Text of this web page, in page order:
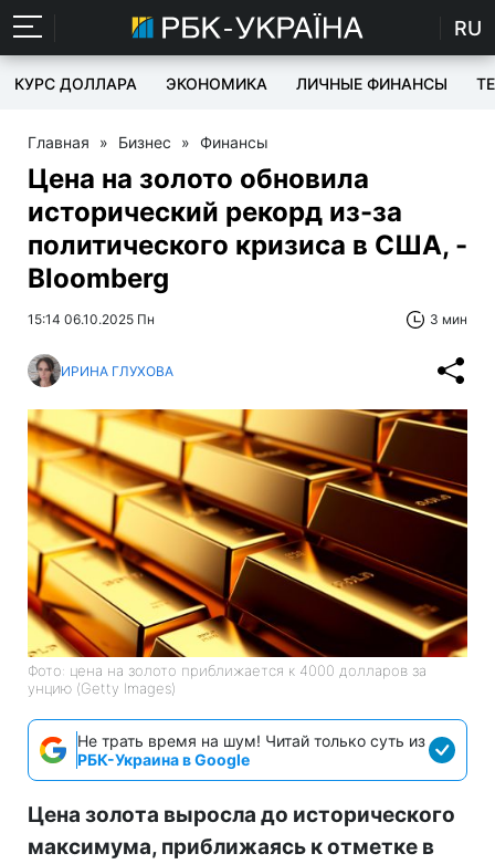
RU
КУРС ДОЛЛАРА ЭКОНОМИКА ЛИЧНЫЕ ФИНАНСЫ
Главная » Бизнес » Финансы
Цена на золото обновила
исторический рекорд из-за
политического кризиса в США, -
Bloomberg
15:14 06.10.2025 Пн 3 мин
ИРИНА ГЛУХОВА
Фото: цена на золото приближается к 4000 долларов за
унцию (Getty Images)
Не трать время на шум! Читай только суть из
РБК-Украина в Google
Цена золота выросла до исторического
максимума, приближаясь к отметке в